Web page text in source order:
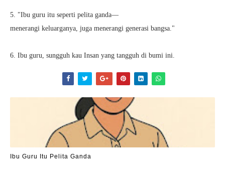
5. "Ibu guru itu seperti pelita ganda—
menerangi keluarganya, juga menerangi generasi bangsa."
6. Ibu guru, sungguh kau Insan yang tangguh di bumi ini.
Ibu Guru Itu Pelita Ganda